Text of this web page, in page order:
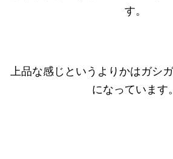
す。
上品な感じというよりかはガシ
になっています。